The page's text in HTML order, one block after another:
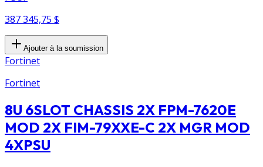
387 345,75 $
Ajouter à la soumission
Fortinet
Fortinet
8U 6SLOT CHASSIS 2X FPM-7620E
MOD 2X FIM-79XXE-C 2X MGR MOD
4XPSU